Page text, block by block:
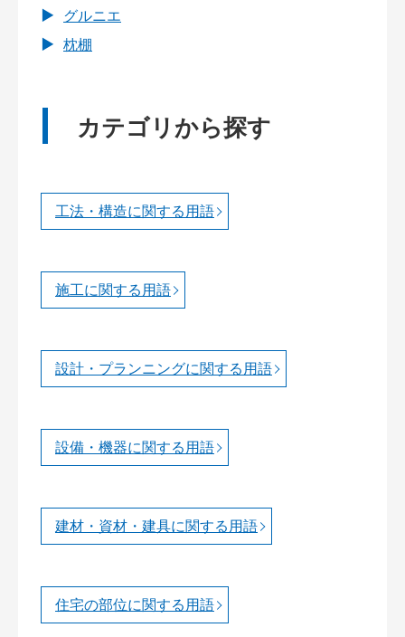
グルニエ
枕棚
カテゴリから探す
工法・構造に関する用語
施工に関する用語
設計・プランニングに関する用語
設備・機器に関する用語
建材・資材・建具に関する用語
住宅の部位に関する用語